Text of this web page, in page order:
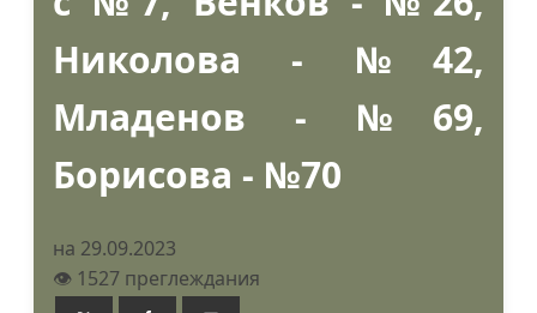
Николова - №42,
Младенов - №69,
Борисова - №70
на 29.09.2023
👁️ 1527 преглеждания